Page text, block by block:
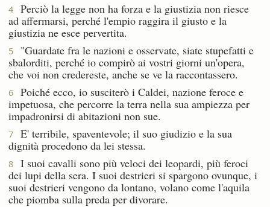
4
Perciò la legge non ha forza e la giustizia non riesce
ad affermarsi, perché l'empio raggira il giusto e la
giustizia ne esce pervertita.
5
"Guardate fra le nazioni e osservate, siate stupefatti e
sbalorditi, perché io compirò ai vostri giorni un'opera,
che voi non credereste, anche se ve la raccontassero.
6
Poiché ecco, io susciterò i Caldei, nazione feroce e
impetuosa, che percorre la terra nella sua ampiezza per
impadronirsi di abitazioni non sue.
7
E' terribile, spaventevole; il suo giudizio e la sua
dignità procedono da lei stessa.
8
I suoi cavalli sono più veloci dei leopardi, più feroci
dei lupi della sera. I suoi destrieri si spargono ovunque, i
suoi destrieri vengono da lontano, volano come l'aquila
che piomba sulla preda per divorare.